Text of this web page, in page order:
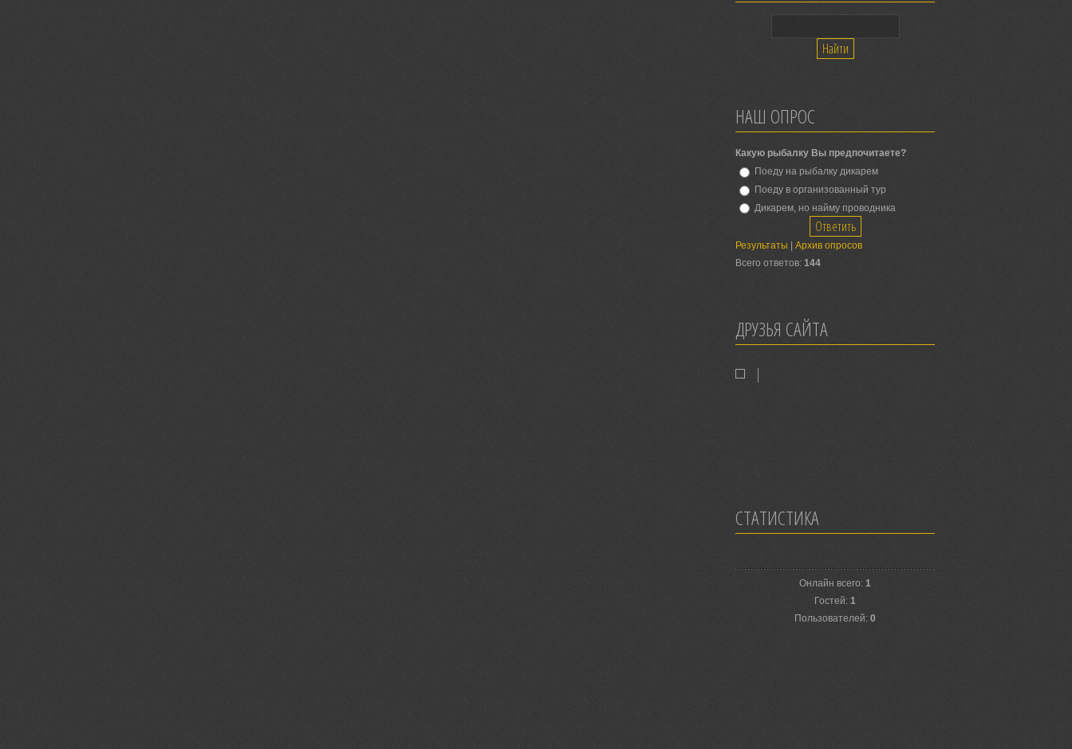
НАШ ОПРОС
Какую рыбалку Вы предпочитаете?
Поеду на рыбалку дикарем
Поеду в организованный тур
Дикарем, но найму проводника
Результаты
Архив опросов
Всего ответов: 144
ДРУЗЬЯ САЙТА
|
СТАТИСТИКА
Онлайн всего: 1
Гостей: 1
Пользователей: 0